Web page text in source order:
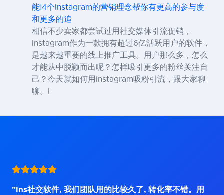
能|4个Instagram的营销理念帮你有更高的参与度
和更多的追
相信不少卖家都尝试过用社交媒体引流促销，
Instagram作为一款拥有超过6亿活跃用户的软件，
是越来越重要的线上推广工具。用户那么多，怎么
才能从中脱颖而出呢？怎样吸引更多的粉丝关注自
己？今天就如何用instagram吸粉引流，跟大家聊
聊。I
"Ins社交软件, 我们团队用的比较久了, 转化率不错。用